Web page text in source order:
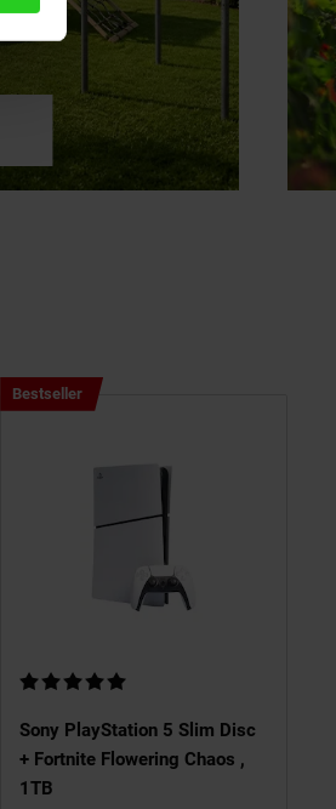
Sony PlayStation 5 Slim Disc
+ Fortnite Flowering Chaos ,
1TB
Kundenbewertung: 5 von 5 Sternen
BestsellerBestseller,
Kategorie